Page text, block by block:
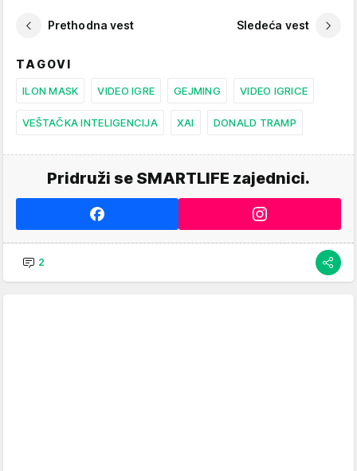
Prethodna vest Sledeća vest
TAGOVI
ILON MASK VIDEO IGRE GEJMING VIDEO IGRICE
VEŠTAČKA INTELIGENCIJA XAI DONALD TRAMP
Pridruži se SMARTLIFE zajednici.
2